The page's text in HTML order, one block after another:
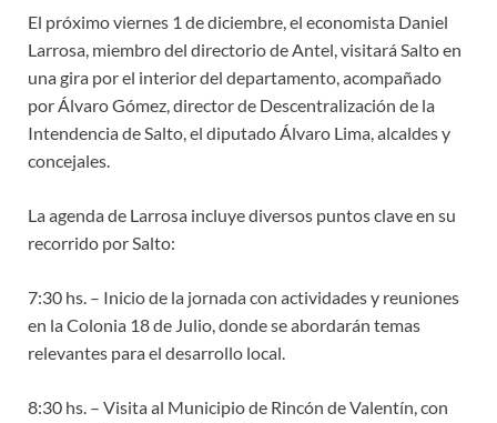
El próximo viernes 1 de diciembre, el economista Daniel
Larrosa, miembro del directorio de Antel, visitará Salto en
una gira por el interior del departamento, acompañado
por Álvaro Gómez, director de Descentralización de la
Intendencia de Salto, el diputado Álvaro Lima, alcaldes y
concejales.
La agenda de Larrosa incluye diversos puntos clave en su
recorrido por Salto:
7:30 hs. – Inicio de la jornada con actividades y reuniones
en la Colonia 18 de Julio, donde se abordarán temas
relevantes para el desarrollo local.
8:30 hs. – Visita al Municipio de Rincón de Valentín, con